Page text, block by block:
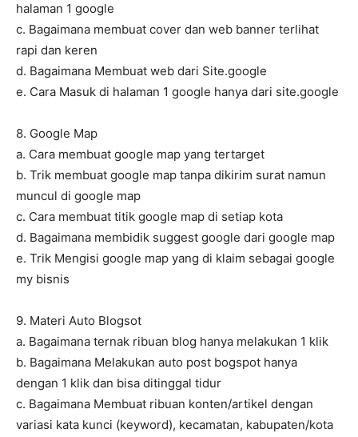
halaman 1 google
c. Bagaimana membuat cover dan web banner terlihat
rapi dan keren
d. Bagaimana Membuat web dari Site.google
e. Cara Masuk di halaman 1 google hanya dari site.google
8. Google Map
a. Cara membuat google map yang tertarget
b. Trik membuat google map tanpa dikirim surat namun
muncul di google map
c. Cara membuat titik google map di setiap kota
d. Bagaimana membidik suggest google dari google map
e. Trik Mengisi google map yang di klaim sebagai google
my bisnis
9. Materi Auto Blogsot
a. Bagaimana ternak ribuan blog hanya melakukan 1 klik
b. Bagaimana Melakukan auto post bogspot hanya
dengan 1 klik dan bisa ditinggal tidur
c. Bagaimana Membuat ribuan konten/artikel dengan
variasi kata kunci (keyword), kecamatan, kabupaten/kota